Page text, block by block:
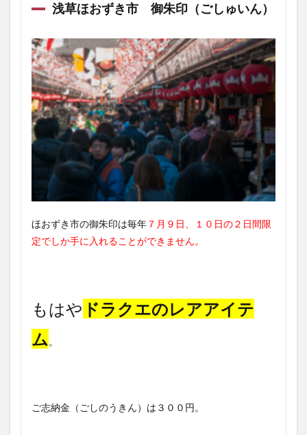
浅草ほおずき市 御朱印（ごしゅいん）
ほおずき市の御朱印は毎年 ７月９日、１０日の２日間限
定でしか手に入れることができません。
もはや ドラクエのレアアイテ
ム 。
ご志納金（ごしのうきん）は３００円。